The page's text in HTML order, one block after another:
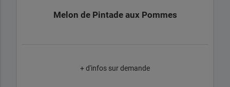
Melon de Pintade aux Pommes
+ d'infos sur demande